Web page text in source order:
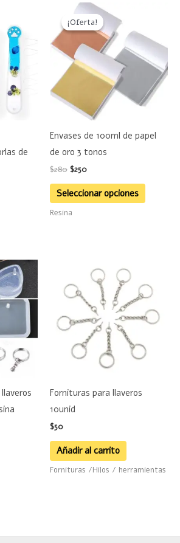
de
¡Oferta!
¡Oferta!
Envases de 100ml de papel
de oro 3 tonos
$280
precio
original
$280.
$250
El
precio
actual
$250.
Seleccionar opciones
tiene
Las
opciones
pueden
página
Resina
Fornituras para llaveros
10unid
$50
Añadir al carrito
Fornituras /Hilos / herramientas